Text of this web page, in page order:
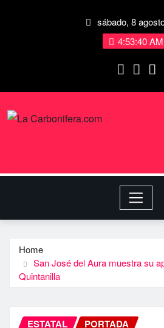
sábado, 8
4:53:41 AM
Home
San José del Aura muestra su
Quintanilla
ESTATAL PORTADA